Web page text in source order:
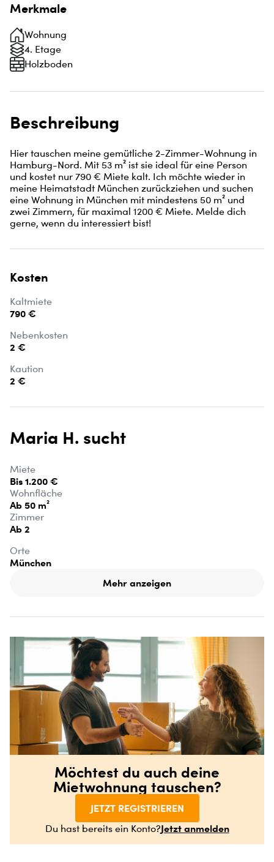
Merkmale
Wohnung
4. Etage
Holzboden
Beschreibung
Hier tauschen meine gemütliche 2-Zimmer-Wohnung in
Hamburg-Nord. Mit 53 m² ist sie ideal für eine Person
und kostet nur 790 € Miete kalt. Ich möchte wieder in
meine Heimatstadt München zurückziehen und suchen
eine Wohnung in München mit mindestens 50 m² und
zwei Zimmern, für maximal 1200 € Miete. Melde dich
gerne, wenn du interessiert bist!
Kosten
Kaltmiete
790 €
Nebenkosten
2 €
Kaution
2 €
Maria H. sucht
Miete
Bis 1.200 €
Wohnfläche
Ab 50 m²
Zimmer
Ab 2
Orte
München
Mehr anzeigen
Möchtest du auch deine
Mietwohnung tauschen?
JETZT REGISTRIEREN
Du hast bereits ein Konto?Jetzt anmelden